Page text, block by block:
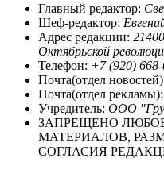
Главный редактор:
Шеф-редактор:
Адрес редакции:
Октябрьской
Телефон: +7 (920)
Почта(отдел
Почта(отдел рекламы):
Учредитель: ООО
ЗАПРЕЩЕНО
МАТЕРИАЛОВ,
СОГЛАСИЯ